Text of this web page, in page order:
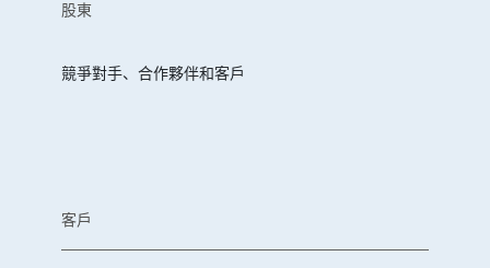
股東
競爭對手、合作夥伴和客戶
客戶